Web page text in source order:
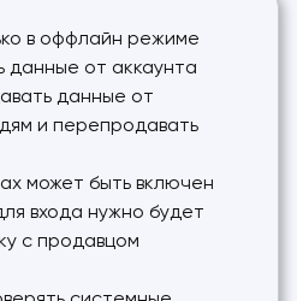
в оффлайн режиме
от аккаунта
данные от
и перепродавать
может быть включен
входа нужно будет
с продавцом